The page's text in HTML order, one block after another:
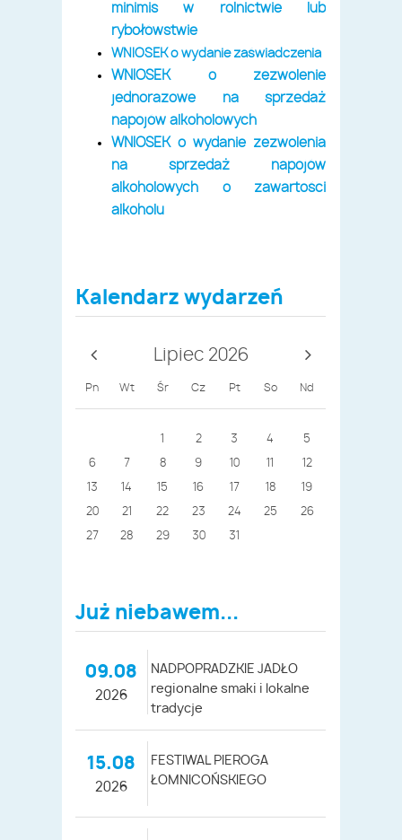
minimis w rolnictwie lub
rybołówstwie
WNIOSEK o wydanie zaświadczenia
WNIOSEK o zezwolenie
jednorazowe na sprzedaż
napojów alkoholowych
WNIOSEK o wydanie zezwolenia
na sprzedaż napojów
alkoholowych o zawartości
alkoholu
Kalendarz wydarzeń
Lipiec 2026
Pn Wt Śr Cz Pt So Nd
1 2 3 4 5
6 7 8 9 10 11 12
13 14 15 16 17 18 19
20 21 22 23 24 25 26
27 28 29 30 31
Już niebawem...
09.08
2026
NADPOPRADZKIE JADŁO
regionalne smaki i lokalne
tradycje
15.08
2026
FESTIWAL PIEROGA
ŁOMNICOŃSKIEGO